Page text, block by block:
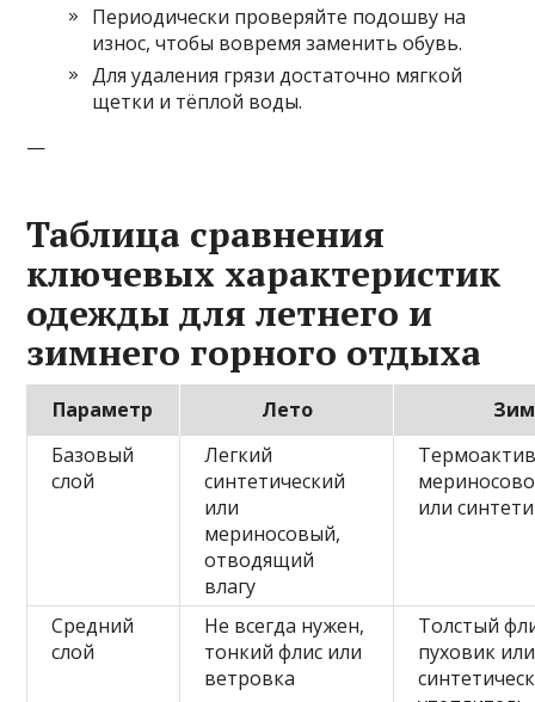
Периодически проверяйте подошву на
износ, чтобы вовремя заменить обувь.
Для удаления грязи достаточно мягкой
щетки и тёплой воды.
—
Таблица сравнения
ключевых характеристик
одежды для летнего и
зимнего горного отдыха
Параметр Лето
Базовый
слой
Легкий
синтетический
или
мериносовый,
отводящий
влагу
или
Средний
слой
Не всегда нужен,
тонкий флис или
ветровка
Толстый
пуховик или